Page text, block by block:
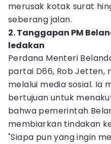
merusak kotak surat
seberang jalan.
2. Tanggapan PM
ledakan
Perdana Menteri
partai D66, Rob Jetten,
melalui media sosial. Ia
bertujuan untuk
bahwa pemerintah
membiarkan tindakan
"Siapa pun yang ingin